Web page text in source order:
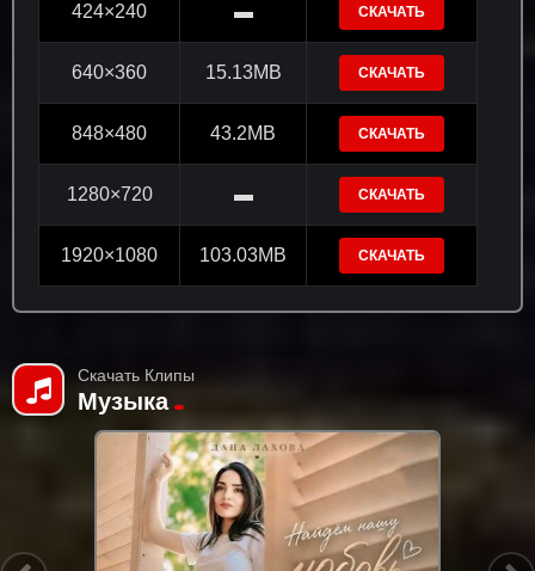
424×240 ▬ СКАЧАТЬ
640×360 15.13MB СКАЧАТЬ
848×480 43.2MB СКАЧАТЬ
1280×720 ▬ СКАЧАТЬ
1920×1080 103.03MB СКАЧАТЬ
Скачать Клипы
Музыка